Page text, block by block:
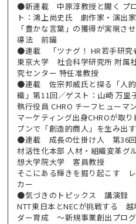
●新連載 中原淳教授と聞く プ
ト：鴻上尚史氏 劇作家・演出家
「豊かな言葉」の獲得が実現
導法 前編
●連載 「ツナグ！ HR若手研究
東京大学 社会科学研究所 附属
究センター 特任准教授
●連載 佐宗邦威氏と探る「人的
織」第11回／ゲスト：山崎 万
執行役員 CHRO チーフヒューマ
マーケティング出身CHROが取
ブンで「創造的商人」を生み出す
●連載 成長の仕掛け人 第36
材活性化本部 人材・組織変革グ
想大学院大学 客員教授
そこにある輝きを掘り起こす
カー
●気づきのトピックス 講演録
NTT東日本とNECが挑戦する
ダー育成 ～新規事業創出プロ